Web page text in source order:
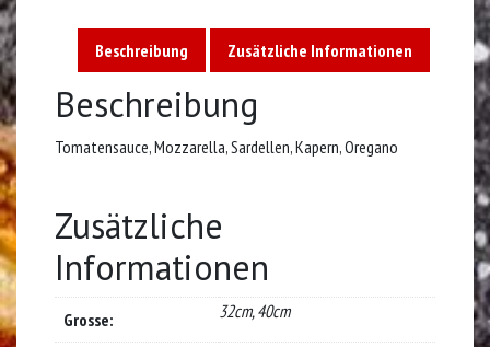
Beschreibung Zusätzliche Informationen
Beschreibung
Tomatensauce, Mozzarella, Sardellen, Kapern, Oregano
Zusätzliche
Informationen
Grosse: 32cm, 40cm